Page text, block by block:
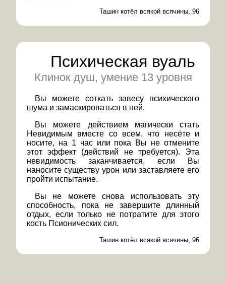
Ташин котёл всякой всячины, 96
Психическая вуаль
Клинок душ, умение 13 уровня
Вы можете соткать завесу психического
шума и замаскироваться в ней.
Вы можете действием магически стать
Невидимым вместе со всем, что несёте и
носите, на 1 час или пока Вы не отмените
этот эффект (действий не требуется). Эта
невидимость заканчивается, если Вы
наносите существу урон или заставляете его
пройти испытание.
Вы не можете снова использовать эту
способность, пока не завершите длинный
отдых, если только не потратите для этого
кость Псионических сил.
Ташин котёл всякой всячины, 96